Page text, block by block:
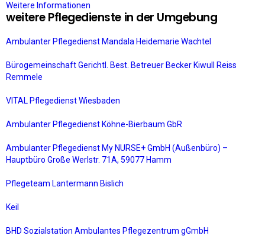
Weitere Informationen
weitere Pflegedienste in der Umgebung
Ambulanter Pflegedienst Mandala Heidemarie Wachtel
Bürogemeinschaft Gerichtl. Best. Betreuer Becker Kiwull Reiss
Remmele
VITAL Pflegedienst Wiesbaden
Ambulanter Pflegedienst Köhne-Bierbaum GbR
Ambulanter Pflegedienst My NURSE+ GmbH (Außenbüro) –
Hauptbüro Große Werlstr. 71A, 59077 Hamm
Pflegeteam Lantermann Bislich
Keil
BHD Sozialstation Ambulantes Pflegezentrum gGmbH